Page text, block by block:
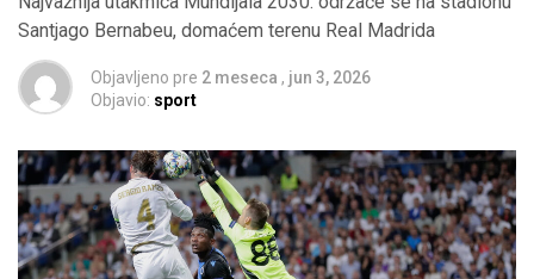
Santjago Bernabeu, domaćem terenu Real Madrida
Objavljeno pre 2 meseca , jun 3, 2026
Objavio: sport